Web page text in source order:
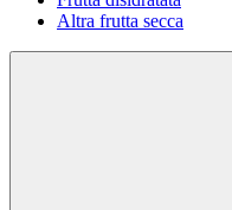
Altra frutta secca